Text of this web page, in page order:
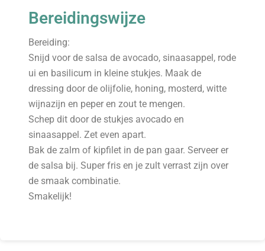
Bereidingswijze
Bereiding:
Snijd voor de salsa de avocado, sinaasappel, rode
ui en basilicum in kleine stukjes. Maak de
dressing door de olijfolie, honing, mosterd, witte
wijnazijn en peper en zout te mengen.
Schep dit door de stukjes avocado en
sinaasappel. Zet even apart.
Bak de zalm of kipfilet in de pan gaar. Serveer er
de salsa bij. Super fris en je zult verrast zijn over
de smaak combinatie.
Smakelijk!